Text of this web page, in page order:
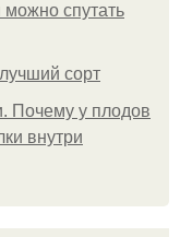
спутать
сорт
Почему у плодов
внутри